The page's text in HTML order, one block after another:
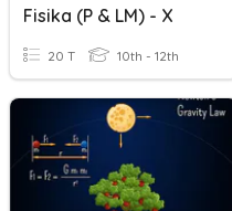
Fisika (P & LM) - X
20 T 10th - 12th